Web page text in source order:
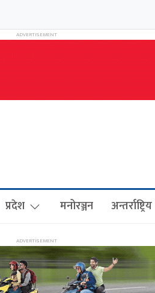
प्रदेश मनोरञ्जन अन्तर्राष्ट्रिय